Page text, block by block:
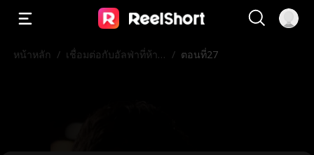
หน้าหลัก / เชื่อมต่อกับอัลฟ่าที่ห้าม / ตอนที่27